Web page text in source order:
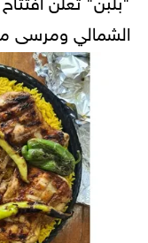
الشمالي ومرسى